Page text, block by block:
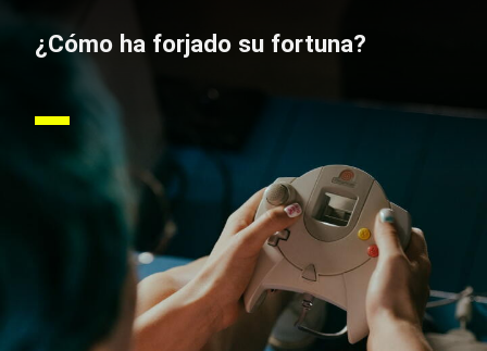
¿Cómo ha forjado su fortuna?